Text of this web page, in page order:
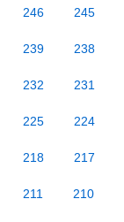
246 245
239 238
232 231
225 224
218 217
211 210